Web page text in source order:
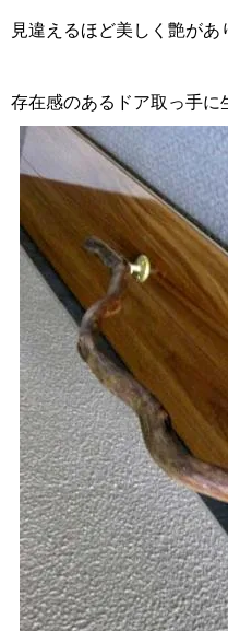
見違えるほど美しく艶があ
存在感のあるドア取っ手に